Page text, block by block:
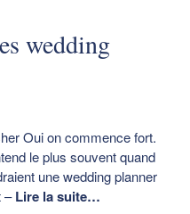
wedding
Oui on commence fort.
le plus souvent quand
une wedding planner
–Lire la suite…